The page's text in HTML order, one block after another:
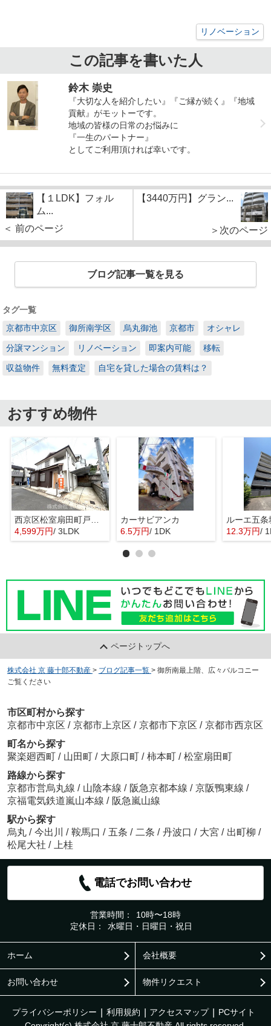
リノベーション
この記事を書いた人
鈴木 崇史
『大切な人を紹介したい』『ご縁が続く』『地域
貢献』がモットーです。
地域の皆様の日常のお悩みに
『一生のパートナー』
としてご利用頂ければ幸いです。
【１LDK】フォル
ム...
＜ 前のページ
【3440万円】グラン...
＞次のページ
ブログ記事一覧を見る
タグ一覧
京都市中京区
御所南学区 烏丸御池 京都市 オシャレ
分譲マンション リノベーション 即案内可能 移転
収益物件 無料査定 自宅を貸した場合の賃料は？
おすすめ物件
4,599万円/ 3LDK
カーサビアンカ
6.5万円/ 1DK
ルーエ五条
12.3万円/
ページトップへ
株式会社 京 藤十郎不動産 > ブログ記事一覧 > 御所南最上階、広々バルコニー
ご覧ください
市区町村から探す
京都市中京区 / 京都市上京区 / 京都市下京区 / 京都市西京区
町名から探す
聚楽廻西町 / 山田町 / 大原口町 / 柿本町 / 松室扇田町
路線から探す
京都市営烏丸線 / 山陰本線 / 阪急京都本線 / 京阪鴨東線 /
京福電気鉄道嵐山本線 / 阪急嵐山線
駅から探す
烏丸 / 今出川 / 鞍馬口 / 五条 / 二条 / 丹波口 / 大宮 / 出町柳 /
松尾大社 / 上桂
電話でお問い合わせ
営業時間：
10時〜18時
定休日：
水曜日・日曜日・祝日
ホーム 会社概要
お問い合わせ 物件リクエスト
プライバシーポリシー 利用規約 アクセスマップ
PCサイト